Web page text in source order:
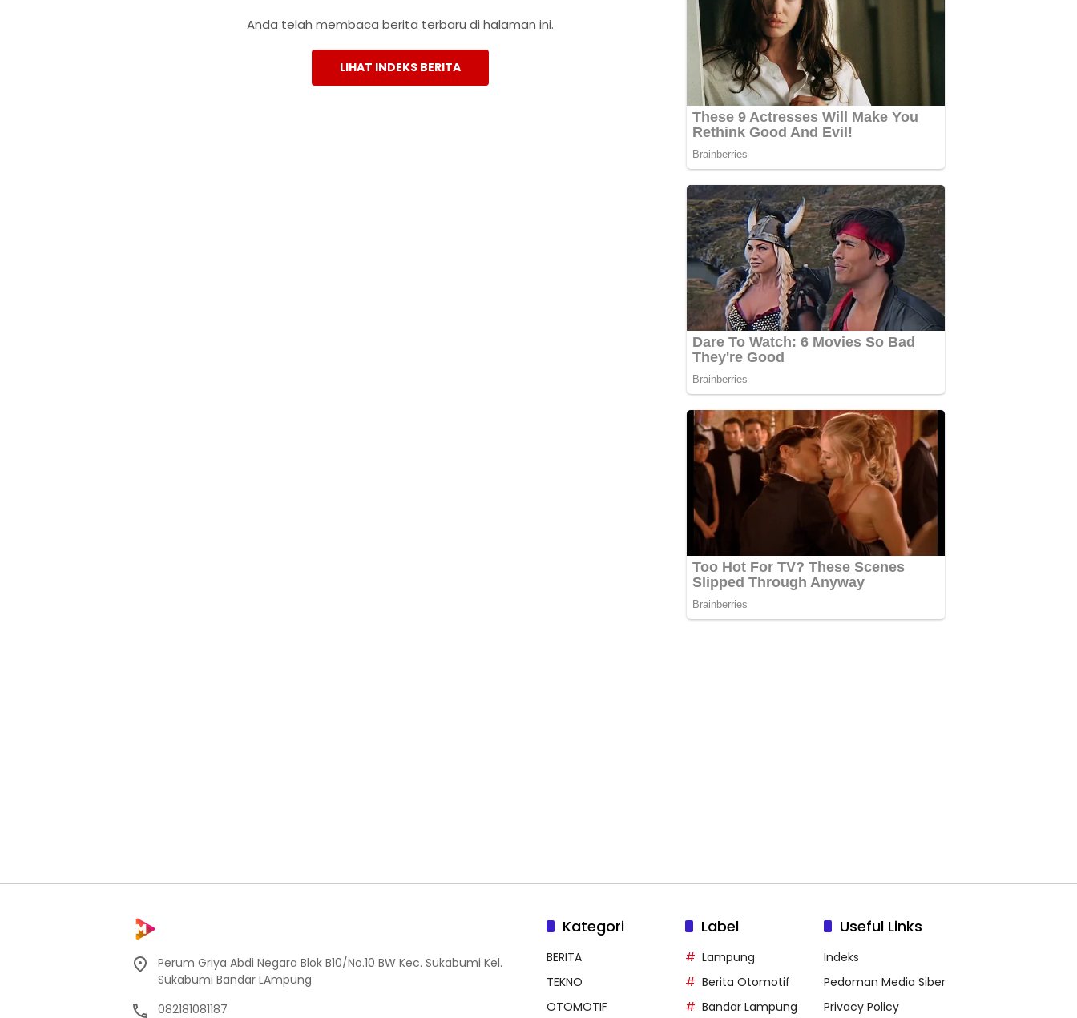
Anda telah membaca berita terbaru di halaman ini.
LIHAT INDEKS BERITA
Perum Griya Abdi Negara Blok B10/No.10 BW Kec. Sukabumi Kel.
Sukabumi Bandar LAmpung
082181081187
Kategori
BERITA
TEKNO
OTOMOTIF
Label
Lampung
Berita Otomotif
Bandar Lampung
Useful Links
Indeks
Pedoman Media Siber
Privacy Policy